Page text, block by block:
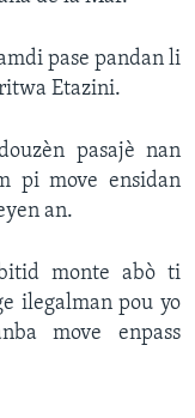
pase pandan li
Etazini.
pasajè nan
pi move ensidan
an.
monte abò ti
ilegalman pou yo
move enpass